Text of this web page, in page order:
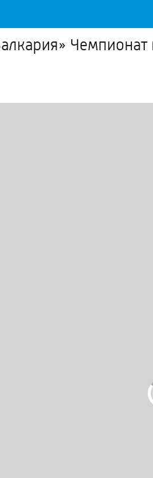
Чемпионат